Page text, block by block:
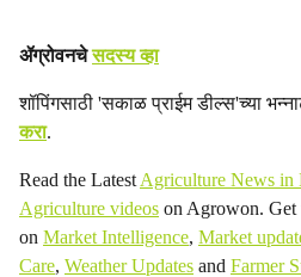
ॲग्रोवनचेसदस्य व्हा
शॉपिंगसाठी 'सकाळ प्राईम डील्स'च्या
करा.
Read the Latest Agriculture News in
Agriculture videos on Agrowon. Get
on Market Intelligence, Market
Care, Weather Updates and Farmer